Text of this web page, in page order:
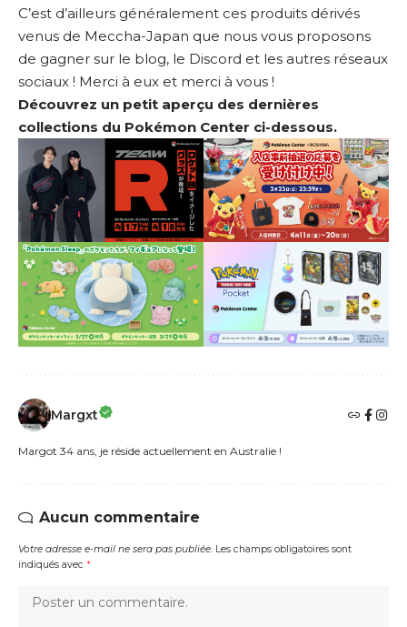
C’est d’ailleurs généralement ces produits dérivés
venus de Meccha-Japan que nous vous proposons
de gagner sur le blog, le Discord et les autres réseaux
sociaux ! Merci à eux et merci à vous !
Découvrez un petit aperçu des dernières
collections du Pokémon Center ci-dessous.
Margxt
Margot 34 ans, je réside actuellement en Australie !
Aucun commentaire
Votre adresse e-mail ne sera pas publiée. Les champs obligatoires sont
indiqués avec *